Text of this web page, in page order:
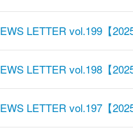
LETTER vol.199【
LETTER vol.198【
LETTER vol.197【